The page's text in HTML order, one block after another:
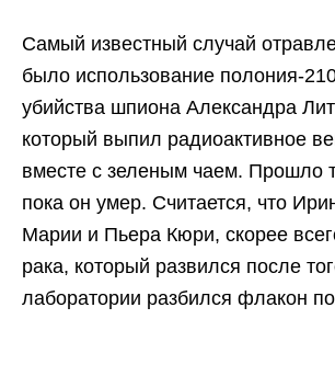
Самый известный случай
было использование полония-
убийства шпиона Александра
который выпил радиоактивное
вместе с зеленым чаем. Прошло
пока он умер. Считается, что
Марии и Пьера Кюри, скорее
рака, который развился после
лаборатории разбился флакон